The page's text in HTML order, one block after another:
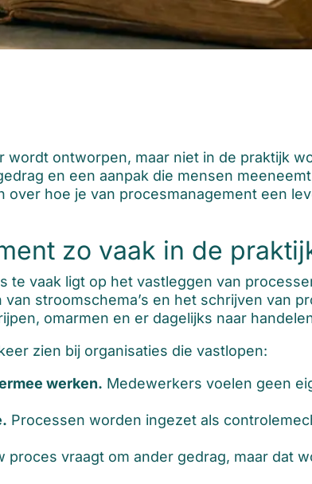
ontworpen, maar niet in de praktijk
en een aanpak die mensen
hoe je van procesmanagement een
zo vaak in de
te vaak ligt op het vastleggen van
stroomschema’s en het schrijven van
omarmen en er dagelijks naar
zien bij organisaties die vastlopen:
werken. Medewerkers voelen geen
Processen worden ingezet als
proces vraagt om ander gedrag, maar dat